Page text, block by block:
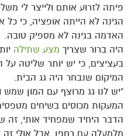
פיתה לזרוע אותם ולייצר לי
הגינה לא הייתה אופציה, כי כל
האדמה בגינה לא מספיק טובה.
היה ברור שצריך מצע שתילה
בעציצים, כי יש יותר שליטה על
המיקום שנבחר היה גג הבית.
"יש לנו גג מרוצף עם המון שמש
המעקות מכוסים בשיחים
הדבר היחיד שמפחיד אותי, זה
מלמעלה עם רחפן, אבל אולי זה